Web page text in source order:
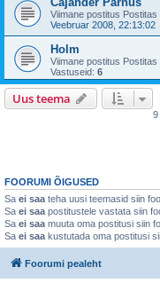
Viimane postitus Postitas
Veebruar 2008, 22:13:02
Holm
Viimane postitus Postitas
Vastuseid: 6
Uus teema
9
FOORUMI ÕIGUSED
Sa ei saa teha uusi teemasid siin
Sa ei saa postitustele vastata siin
Sa ei saa muuta oma postitusi siin
Sa ei saa kustutada oma postitusi
Foorumi pealeht